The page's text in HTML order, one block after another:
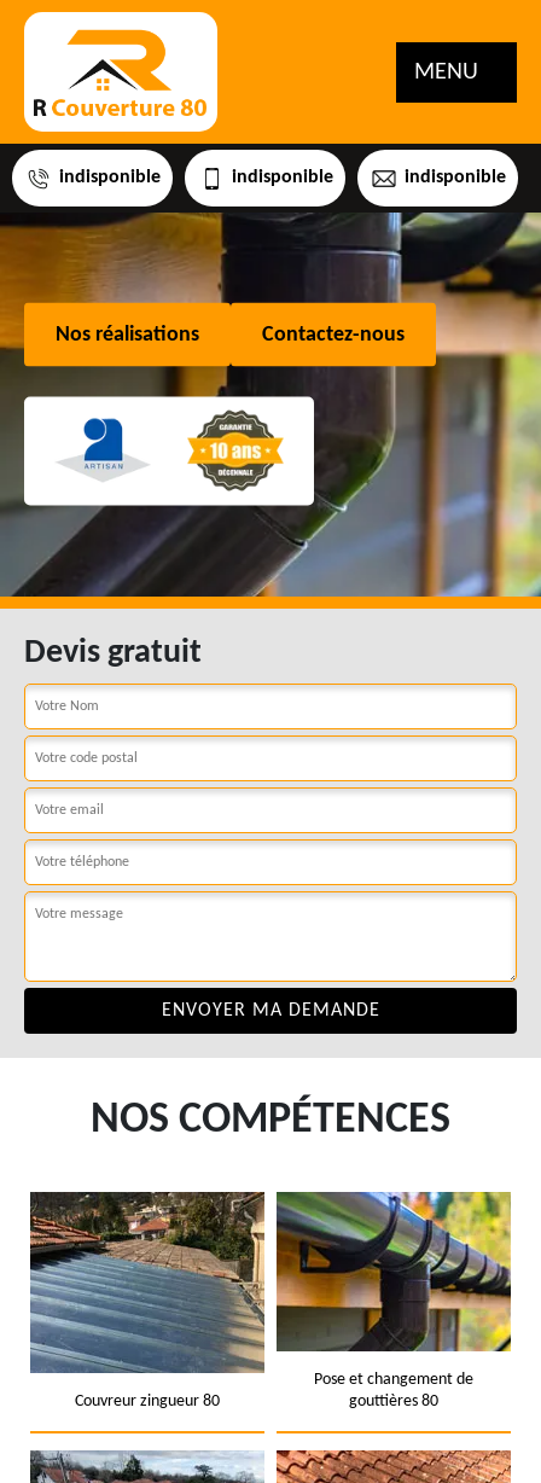
MENU
indisponible indisponible indisponible
Nos réalisations Contactez-nous
Devis gratuit
NOS COMPÉTENCES
Couvreur zingueur 80
Pose et changement de
gouttières 80